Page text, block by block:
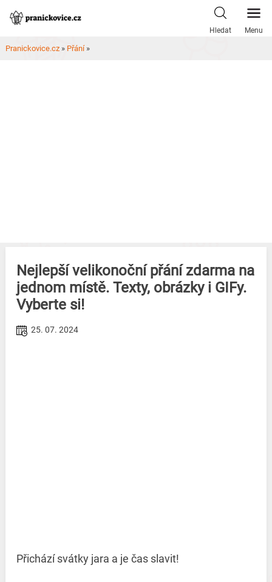
Skip
Hledat Menu
Pranickovice.cz » Přání»
Nejlepší velikonoční přání zdarma na
jednom místě. Texty, obrázky i GIFy.
Vyberte si!
25. 07. 2024
Přichází svátky jara a je čas slavit!